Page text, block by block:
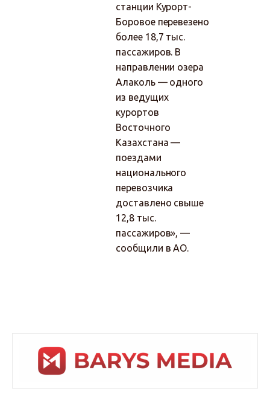
станции Курорт-
Боровое перевезено
более 18,7 тыс.
пассажиров. В
направлении озера
Алаколь — одного
из ведущих
курортов
Восточного
Казахстана —
поездами
национального
перевозчика
доставлено свыше
12,8 тыс.
пассажиров», —
сообщили в АО.